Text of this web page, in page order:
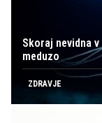
Skoraj nevidna
meduzo
ZDRAVJE